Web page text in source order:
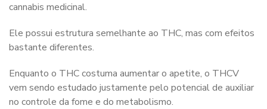
cannabis medicinal.
Ele possui estrutura semelhante ao THC, mas com efeitos
bastante diferentes.
Enquanto o THC costuma aumentar o apetite, o THCV
vem sendo estudado justamente pelo potencial de auxiliar
no controle da fome e do metabolismo.